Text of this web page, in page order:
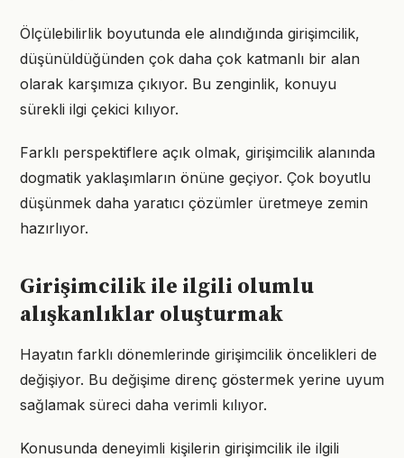
Ölçülebilirlik boyutunda ele alındığında girişimcilik,
düşünüldüğünden çok daha çok katmanlı bir alan
olarak karşımıza çıkıyor. Bu zenginlik, konuyu
sürekli ilgi çekici kılıyor.
Farklı perspektiflere açık olmak, girişimcilik alanında
dogmatik yaklaşımların önüne geçiyor. Çok boyutlu
düşünmek daha yaratıcı çözümler üretmeye zemin
hazırlıyor.
Girişimcilik ile ilgili olumlu
alışkanlıklar oluşturmak
Hayatın farklı dönemlerinde girişimcilik öncelikleri de
değişiyor. Bu değişime direnç göstermek yerine uyum
sağlamak süreci daha verimli kılıyor.
Konusunda deneyimli kişilerin girişimcilik ile ilgili